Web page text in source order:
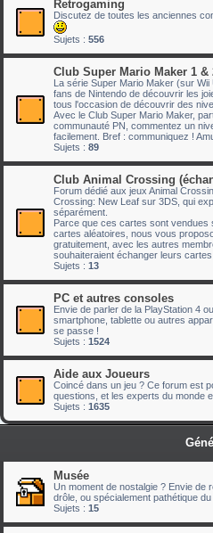
Retrogaming
Discutez de toutes les anciennes
Sujets : 556
Club Super Mario Maker 1 &
La série Super Mario Maker (sur
fans de Nintendo de découvrir les
tous l'occasion de découvrir des
Avec le Club Super Mario Maker,
communauté PN, commentez un
facilement. Bref : communiquez !
Sujets : 89
Club Animal Crossing
Forum dédié aux jeux Animal
Crossing: New Leaf sur 3DS, qui
séparément.
Parce que ces cartes sont
cartes aléatoires, nous vous
gratuitement, avec les autres
souhaiteraient échanger leurs
Sujets : 13
PC et autres consoles
Envie de parler de la PlayStation 4
smartphone, tablette ou autres
se passe !
Sujets : 1524
Aide aux Joueurs
Coincé dans un jeu ? Ce forum est
questions, et les experts du monde
Sujets : 1635
Musée
Un moment de nostalgie ? Envie de
drôle, ou spécialement pathétique
Sujets : 15